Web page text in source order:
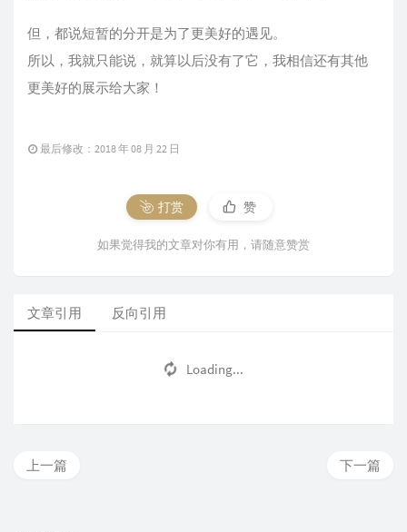
但，都说短暂的分开是为了更美好的遇见。
所以，我就只能说，就算以后没有了它，我相信还有其他
更美好的展示给大家！
最后修改：2018 年 08 月 22 日
打赏 赞
如果觉得我的文章对你有用，请随意赞赏
文章引用 反向引用
Loading...
下一篇
上一篇